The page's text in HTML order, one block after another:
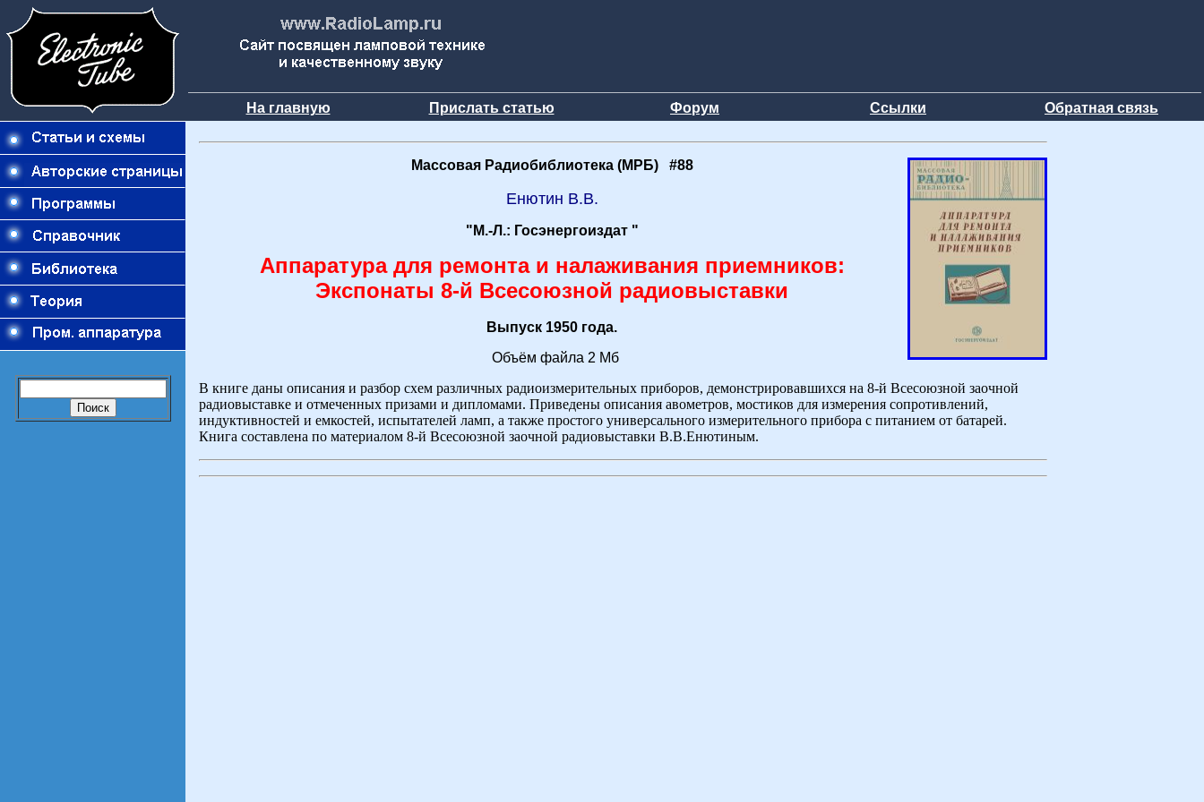
На главную Прислать статью Форум Ссылки Обратная связь
Массовая Радиобиблиотека (МРБ) #88
Енютин В.В.
"М.-Л.: Госэнергоиздат "
Аппаратура для ремонта и налаживания приемников:
Экспонаты 8-й Всесоюзной радиовыставки
Выпуск 1950 года.
Объём файла 2 Мб
В книге даны описания и разбор схем различных радиоизмерительных приборов, демонстрировавшихся на 8-й Всесоюзной заочной
радиовыставке и отмеченных призами и дипломами. Приведены описания авометров, мостиков для измерения сопротивлений,
индуктивностей и емкостей, испытателей ламп, а также простого универсального измерительного прибора с питанием от батарей.
Книга составлена по материалом 8-й Всесоюзной заочной радиовыставки В.В.Енютиным.